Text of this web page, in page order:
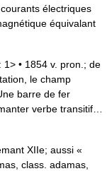
électriques
équivalant
• 1854 v. pron.; de
le champ
barre de fer
verbe transitif…
XIIe; aussi «
class. adamas,